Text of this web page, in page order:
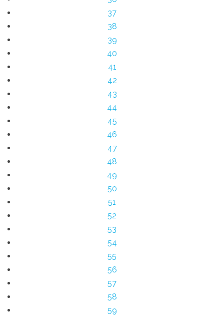
37
38
39
40
41
42
43
44
45
46
47
48
49
50
51
52
53
54
55
56
57
58
59